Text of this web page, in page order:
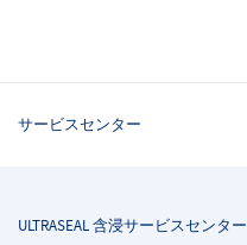
サービスセンター
ULTRASEAL 含浸サービスセンター